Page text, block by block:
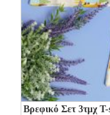
Βρεφικό Σετ 3τμχ